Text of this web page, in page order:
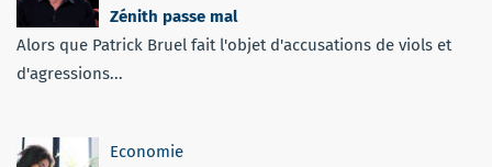
Zénith passe mal
Alors que Patrick Bruel fait l'objet d'accusations de viols et
d'agressions...
Economie